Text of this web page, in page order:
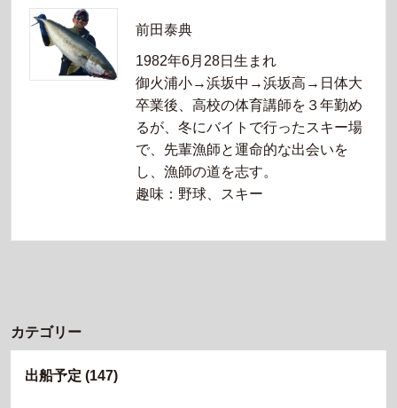
前田泰典
1982年6月28日生まれ
御火浦小→浜坂中→浜坂高→日体大
卒業後、高校の体育講師を３年勤め
るが、冬にバイトで行ったスキー場
で、先輩漁師と運命的な出会いを
し、漁師の道を志す。
趣味：野球、スキー
カテゴリー
出船予定 (147)